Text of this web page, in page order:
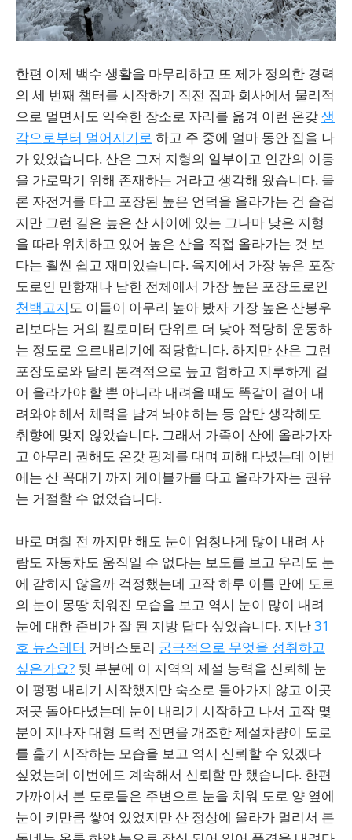
한편 이제 백수 생활을 마무리하고 또 제가 정의한 경력
의 세 번째 챕터를 시작하기 직전 집과 회사에서 물리적
으로 멀면서도 익숙한 장소로 자리를 옮겨 이런 온갖생
각으로부터 멀어지기로 하고 주 중에 얼마 동안 집을 나
가 있었습니다. 산은 그저 지형의 일부이고 인간의 이동
을 가로막기 위해 존재하는 거라고 생각해 왔습니다. 물
론 자전거를 타고 포장된 높은 언덕을 올라가는 건 즐겁
지만 그런 길은 높은 산 사이에 있는 그나마 낮은 지형
을 따라 위치하고 있어 높은 산을 직접 올라가는 것 보
다는 훨씬 쉽고 재미있습니다. 육지에서 가장 높은 포장
도로인 만항재나 남한 전체에서 가장 높은 포장도로인
천백고지도 이들이 아무리 높아 봤자 가장 높은 산봉우
리보다는 거의 킬로미터 단위로 더 낮아 적당히 운동하
는 정도로 오르내리기에 적당합니다. 하지만 산은 그런
포장도로와 달리 본격적으로 높고 험하고 지루하게 걸
어 올라가야 할 뿐 아니라 내려올 때도 똑같이 걸어 내
려와야 해서 체력을 남겨 놔야 하는 등 암만 생각해도
취향에 맞지 않았습니다. 그래서 가족이 산에 올라가자
고 아무리 권해도 온갖 핑계를 대며 피해 다녔는데 이번
에는 산 꼭대기 까지 케이블카를 타고 올라가자는 권유
는 거절할 수 없었습니다.
바로 며칠 전 까지만 해도 눈이 엄청나게 많이 내려 사
람도 자동차도 움직일 수 없다는 보도를 보고 우리도 눈
에 갇히지 않을까 걱정했는데 고작 하루 이틀 만에 도로
의 눈이 몽땅 치워진 모습을 보고 역시 눈이 많이 내려
눈에 대한 준비가 잘 된 지방 답다 싶었습니다. 지난31
호 뉴스레터 커버스토리 궁극적으로 무엇을 성취하고
싶은가요? 뒷 부분에 이 지역의 제설 능력을 신뢰해 눈
이 펑펑 내리기 시작했지만 숙소로 돌아가지 않고 이곳
저곳 돌아다녔는데 눈이 내리기 시작하고 나서 고작 몇
분이 지나자 대형 트럭 전면을 개조한 제설차량이 도로
를 훑기 시작하는 모습을 보고 역시 신뢰할 수 있겠다
싶었는데 이번에도 계속해서 신뢰할 만 했습니다. 한편
가까이서 본 도로들은 주변으로 눈을 치워 도로 양 옆에
눈이 키만큼 쌓여 있었지만 산 정상에 올라가 멀리서 본